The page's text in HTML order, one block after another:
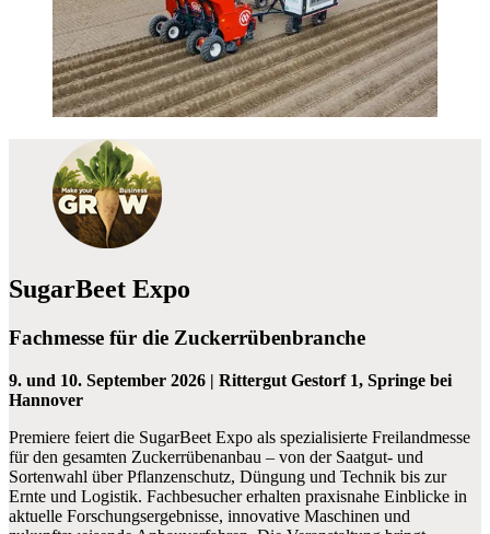
SugarBeet Expo
Fachmesse für die Zuckerrübenbranche
9. und 10. September 2026 | Rittergut Gestorf 1, Springe bei
Hannover
Premiere feiert die SugarBeet Expo als spezialisierte Freilandmesse
für den gesamten Zuckerrübenanbau – von der Saatgut- und
Sortenwahl über Pflanzenschutz, Düngung und Technik bis zur
Ernte und Logistik. Fachbesucher erhalten praxisnahe Einblicke in
aktuelle Forschungsergebnisse, innovative Maschinen und